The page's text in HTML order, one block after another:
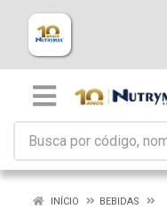
INÍCIO
BEBIDAS